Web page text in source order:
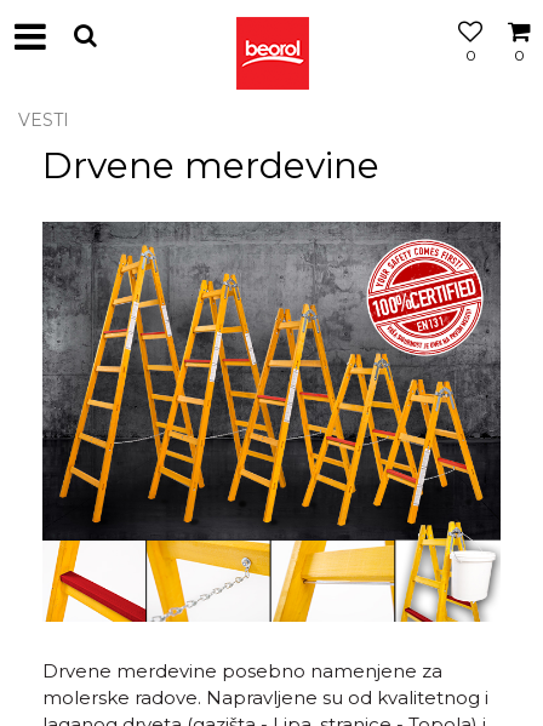
0
0
VESTI
Drvene merdevine
Drvene merdevine posebno namenjene za
molerske radove. Napravljene su od kvalitetnog i